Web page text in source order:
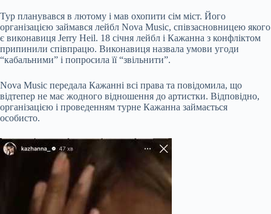
Тур планувався в лютому і мав охопити сім міст. Його
організацією займався лейбл Nova Music, співзасновницею якого
є виконавиця Jerry Heil. 18 січня лейбл і Кажанна з конфліктом
припинили співпрацю. Виконавиця назвала умови угоди
“кабальними” і попросила її “звільнити”.
Nova Music передала Кажанні всі права та повідомила, що
відтепер не має жодного відношення до артистки. Відповідно,
організацією і проведенням турне Кажанна займається
особисто.